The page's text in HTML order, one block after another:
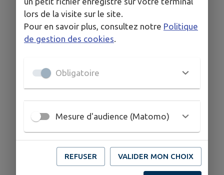
lors de la visite sur le site.
Pour en savoir plus, consultez notre Politique
de gestion des cookies
Obligatoire
Mesure d'audience (Matomo)
REFUSER VALIDER MON CHOIX